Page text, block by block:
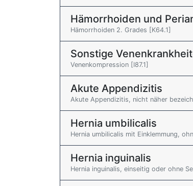
Hämorrhoiden und
Hämorrhoiden 2. Grades [K64.1]
Sonstige
Venenkompression [I87.1]
Akute Appendizitis
Akute Appendizitis, nicht näher
Hernia umbilicalis
Hernia umbilicalis mit Einklemmung,
Hernia inguinalis
Hernia inguinalis, einseitig oder ohne